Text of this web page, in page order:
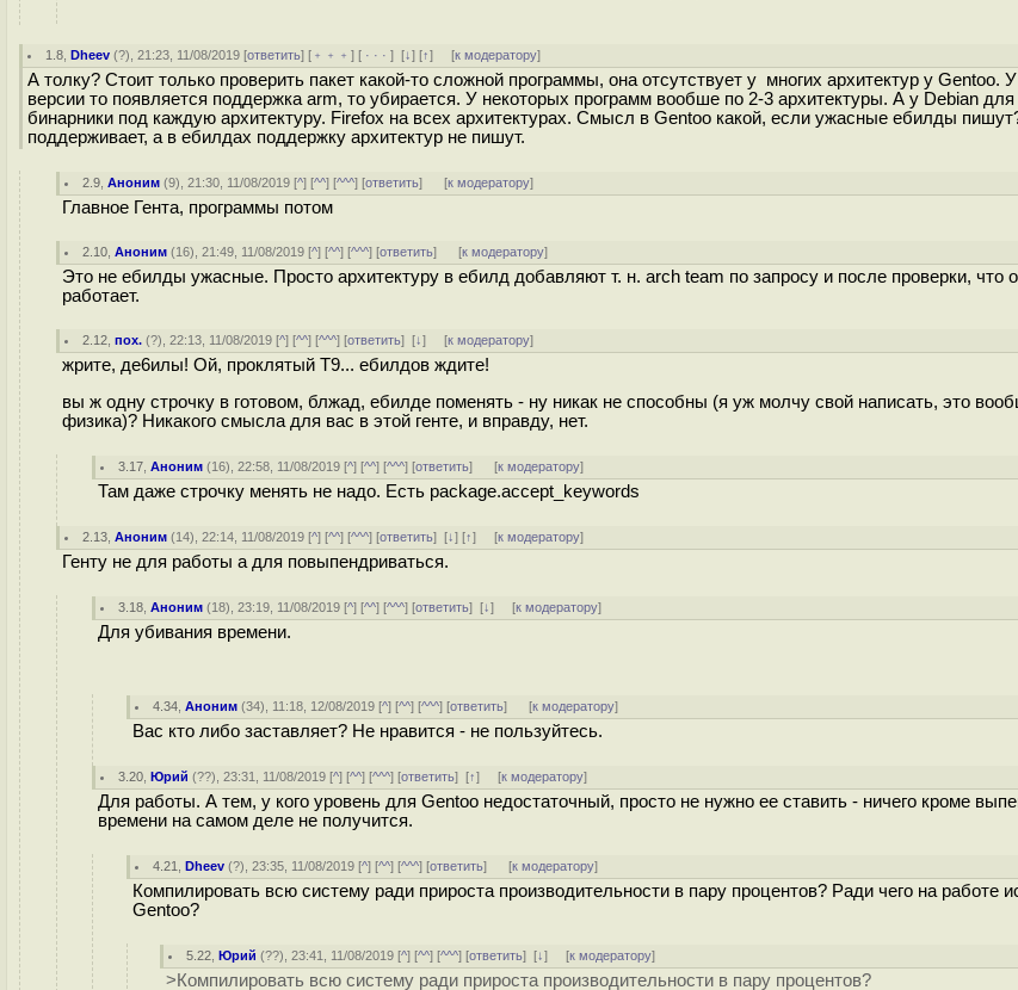
1.8 ,Dheev (?), 21:23, 11/08/2019 [ответить] [ ﹢﹢﹢] [ · · ·][↓] [↑] [к модератору]
А толку? Стоит только проверить пакет какой-то сложной программы, она отсутствует у многих архитектур у Gentoo.
версии то появляется поддержка arm, то убирается. У некоторых программ вообше по 2-3 архитектуры. А у Debian для
бинарники под каждую архитектуру. Firefox на всех архитектурах. Смысл в Gentoo какой, если ужасные ебилды
поддерживает, а в ебилдах поддержку архитектур не пишут.
2.9 ,Аноним (9), 21:30, 11/08/2019 [^] [^^] [^^^] [ответить] [к модератору]
Главное Гента, программы потом
2.10 ,Аноним (16), 21:49, 11/08/2019 [^] [^^] [^^^] [ответить] [к модератору]
Это не ебилды ужасные. Просто архитектуру в ебилд добавляют т. н. arch team по запросу и после проверки, что
работает.
2.12 ,пох. (?), 22:13, 11/08/2019 [^] [^^] [^^^] [ответить][↓] [к модератору]
жрите, де6илы! Ой, проклятый Т9... ебилдов ждите!
вы ж одну строчку в готовом, блжад, ебилде поменять - ну никак не способны (я уж молчу свой написать, это
физика)? Никакого смысла для вас в этой генте, и вправду, нет.
3.17 ,Аноним (16), 22:58, 11/08/2019 [^] [^^] [^^^] [ответить] [к модератору]
Там даже строчку менять не надо. Есть package.accept_keywords
2.13 ,Аноним (14), 22:14, 11/08/2019 [^] [^^] [^^^] [ответить][↓] [↑] [к модератору]
Генту не для работы а для повыпендриваться.
3.18 ,Аноним (18), 23:19, 11/08/2019 [^] [^^] [^^^] [ответить][↓] [к модератору]
Для убивания времени.
4.34 ,Аноним (34), 11:18, 12/08/2019 [^] [^^] [^^^] [ответить] [к модератору]
Вас кто либо заставляет? Не нравится - не пользуйтесь.
3.20 ,Юрий (??), 23:31, 11/08/2019 [^] [^^] [^^^] [ответить][↑] [к модератору]
Для работы. А тем, у кого уровень для Gentoo недостаточный, просто не нужно ее ставить - ничего кроме
времени на самом деле не получится.
4.21 ,Dheev (?), 23:35, 11/08/2019 [^] [^^] [^^^] [ответить] [к модератору]
Компилировать всю систему ради прироста производительности в пару процентов? Ради чего на работе
Gentoo?
5.22 ,Юрий (??), 23:41, 11/08/2019 [^] [^^] [^^^] [ответить][↓] [к модератору]
>Компилировать всю систему ради прироста производительности в пару процентов?